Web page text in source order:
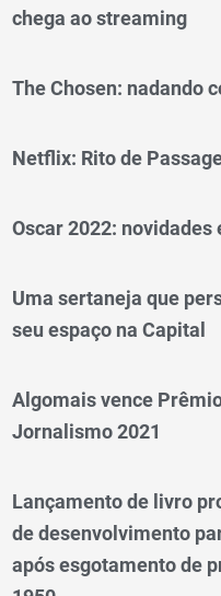
chega ao streaming
The Chosen: nadando
Netflix: Rito de
Oscar 2022: novidades
Uma sertaneja que
seu espaço na Capital
Algomais vence
Jornalismo 2021
Lançamento de livro
de desenvolvimento
após esgotamento de